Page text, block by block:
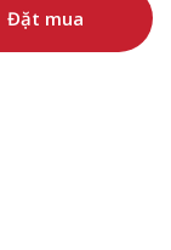
Đặt mua